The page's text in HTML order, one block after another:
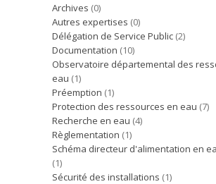
Archives (0)
Autres expertises (0)
Délégation de Service Public (2)
Documentation (10)
Observatoire départemental des
eau (1)
Préemption (1)
Protection des ressources en eau (7)
Recherche en eau (4)
Règlementation (1)
Schéma directeur d'alimentation en
(1)
Sécurité des installations (1)